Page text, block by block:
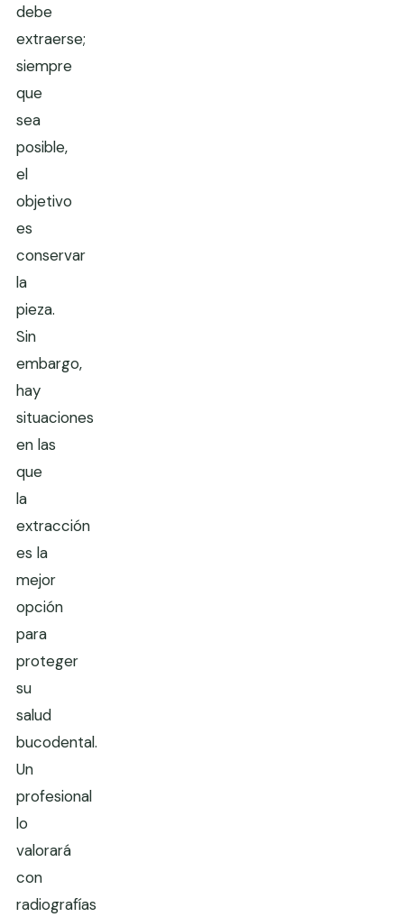
debe
extraerse;
siempre
que
sea
posible,
el
objetivo
es
conservar
la
pieza.
Sin
embargo,
hay
situaciones
en las
que
la
extracción
es la
mejor
opción
para
proteger
su
salud
bucodental.
Un
profesional
lo
valorará
con
radiografías